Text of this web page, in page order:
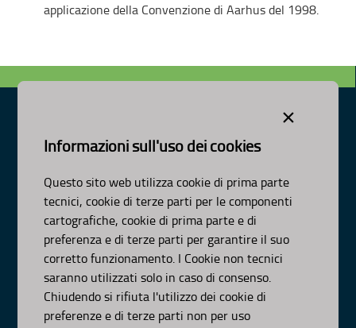
×
Informazioni sull'uso dei cookies
Questo sito web utilizza cookie di prima parte
tecnici, cookie di terze parti per le componenti
cartografiche, cookie di prima parte e di
preferenza e di terze parti per garantire il suo
corretto funzionamento. I Cookie non tecnici
saranno utilizzati solo in caso di consenso.
Chiudendo si rifiuta l'utilizzo dei cookie di
preferenze e di terze parti non per uso
applicazione della Convenzione di Aarhus del 1998.
Dipartimento Ambiente, Paesaggio e Qualità Urbana
scrivici:email-pec
© Regione Puglia
Organizzazione
Pianificazione
Programmazione
APPROFONDIMENTI